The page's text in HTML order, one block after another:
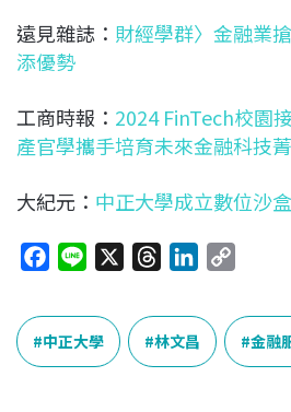
遠見雜誌： 財經學群〉金融業
添優勢
工商時報： 2024 FinTech校園
產官學攜手培育未來金融科技
大紀元： 中正大學成立數位沙
c
e
b
n
e
r
e
a
n
k
e
p
y
L
中正大學 林文昌 金融